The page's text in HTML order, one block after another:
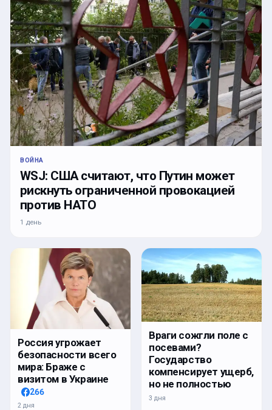
ВОЙНА
WSJ: США считают, что Путин может
рискнуть ограниченной провокацией
против НАТО
1 день
Россия угрожает
безопасности всего
мира: Браже с
визитом в Украине
266
2 дня
Враги сожгли поле с
посевами?
Государство
компенсирует ущерб,
но не полностью
3 дня